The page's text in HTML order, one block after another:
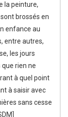
la peinture,
brossés en
enfance au
entre autres,
les jours
que rien ne
à quel point
à saisir avec
sans cesse